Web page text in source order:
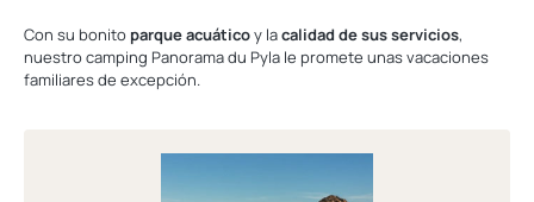
Con su bonito parque acuáticoy lacalidad de sus servicios,
nuestro camping Panorama du Pyla le promete unas vacaciones
familiares de excepción.